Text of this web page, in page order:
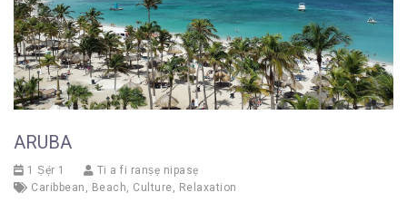
ARUBA
1 Ṣẹ́r 1
Ti a fi ranṣẹ nipasẹ
Caribbean , Beach, Culture, Relaxation